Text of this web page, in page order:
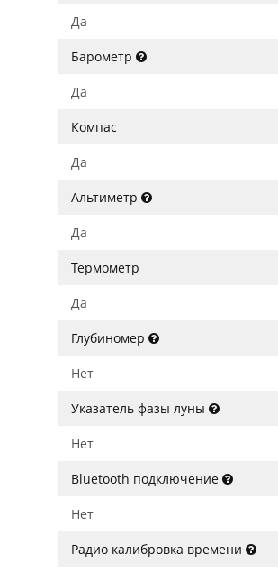
Да
Барометр
Да
Компас
Да
Альтиметр
Да
Термометр
Да
Глубиномер
Нет
Указатель фазы луны
Нет
Bluetooth подключение
Нет
Радио калибровка времени